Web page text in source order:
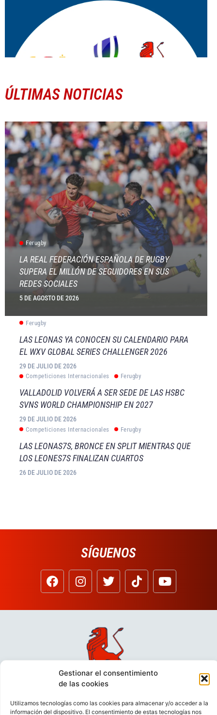
Gestionar el consentimiento
de las cookies
Utilizamos tecnologías como las cookies para almacenar y/o acceder a la
información del dispositivo. El consentimiento de estas tecnologías nos
ÚLTIMAS NOTICIAS
Ferugby
LA REAL FEDERACIÓN ESPAÑOLA DE RUGBY
SUPERA EL MILLÓN DE SEGUIDORES EN SUS
REDES SOCIALES
5 DE AGOSTO DE 2026
Ferugby
LAS LEONAS YA CONOCEN SU CALENDARIO PARA
EL WXV GLOBAL SERIES CHALLENGER 2026
29 DE JULIO DE 2026
Competiciones Internacionales Ferugby
VALLADOLID VOLVERÁ A SER SEDE DE LAS HSBC
SVNS WORLD CHAMPIONSHIP EN 2027
29 DE JULIO DE 2026
Competiciones Internacionales Ferugby
LAS LEONAS7S, BRONCE EN SPLIT MIENTRAS QUE
LOS LEONES7S FINALIZAN CUARTOS
26 DE JULIO DE 2026
SÍGUENOS